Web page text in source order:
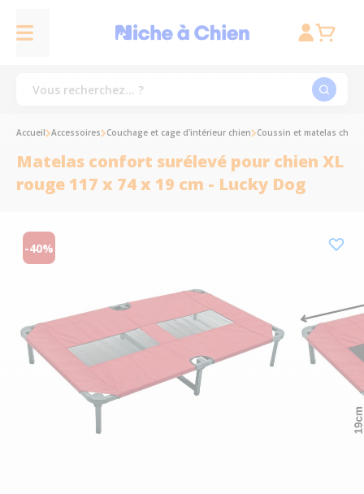
Accueil Accessoires Couchage et cage d'intérieur chien Coussin et matelas chien
Matelas confort surélevé pour chien XL
rouge 117 x 74 x 19 cm - Lucky Dog
-40%